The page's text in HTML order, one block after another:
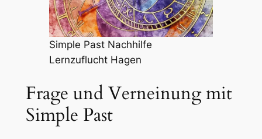
Simple Past Nachhilfe
Lernzuflucht Hagen
Frage und Verneinung mit
Simple Past